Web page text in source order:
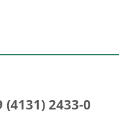
(4131) 2433-0